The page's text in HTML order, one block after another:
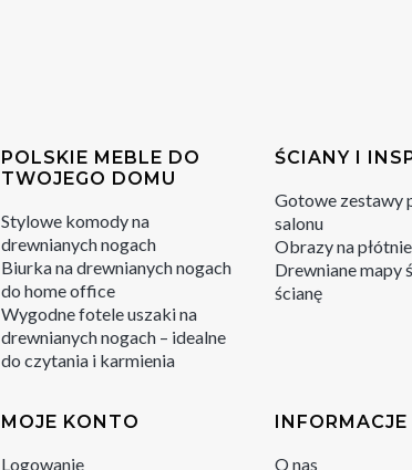
POLSKIE MEBLE DO
TWOJEGO DOMU
Stylowe komody na
drewnianych nogach
Biurka na drewnianych nogach
do home office
Wygodne fotele uszaki na
drewnianych nogach – idealne
do czytania i karmienia
ŚCIANY I
Gotowe zestawy
salonu
Obrazy na
Drewniane mapy
ścianę
MOJE KONTO
Logowanie
INFORMACJE
O nas